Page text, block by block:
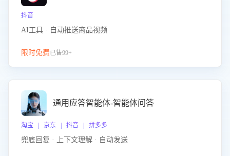
抖音
AI工具 · 自动推送商品视频
限时免费已售99+
通用应答智能体-智能体问答
淘宝 | 京东 | 抖音 | 拼多多
兜底回复 · 上下文理解 · 自动发送